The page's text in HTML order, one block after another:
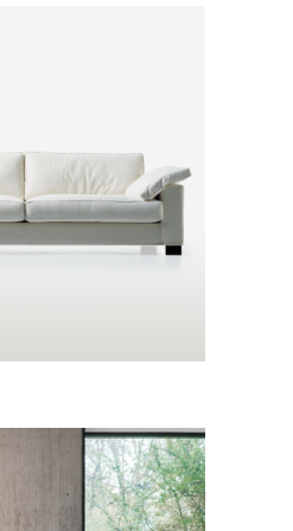
OBERON